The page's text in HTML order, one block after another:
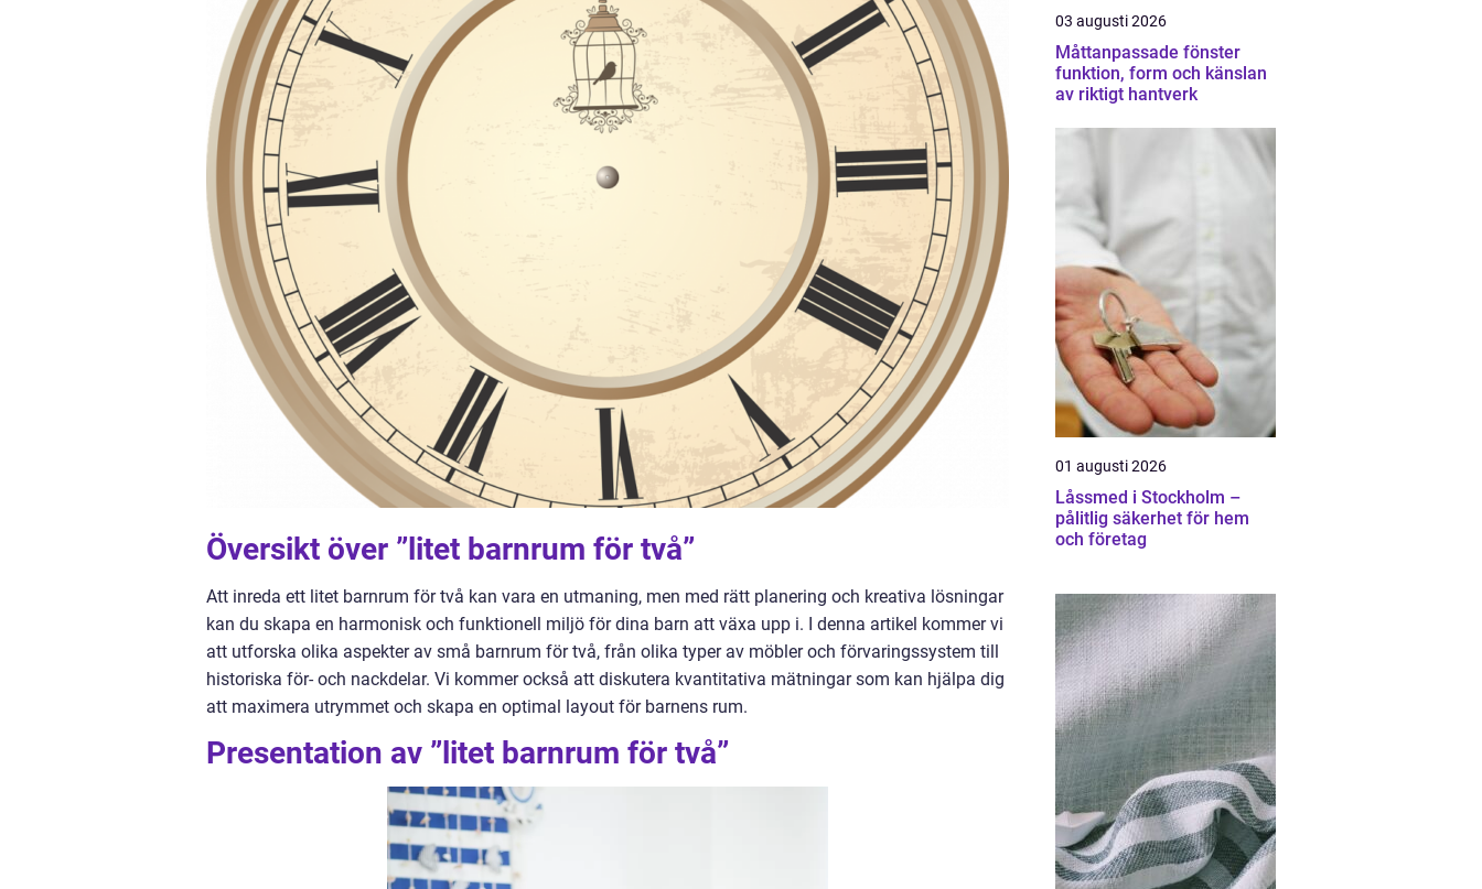
Översikt över ”litet barnrum för två”
Att inreda ett litet barnrum för två kan vara en utmaning, men med rätt planering och kreativa lösningar
kan du skapa en harmonisk och funktionell miljö för dina barn att växa upp i. I denna artikel kommer vi
att utforska olika aspekter av små barnrum för två, från olika typer av möbler och förvaringssystem till
historiska för- och nackdelar. Vi kommer också att diskutera kvantitativa mätningar som kan hjälpa dig
att maximera utrymmet och skapa en optimal layout för barnens rum.
Presentation av ”litet barnrum för två”
03 augusti 2026
Måttanpassade fönster
funktion, form och känslan
av riktigt hantverk
01 augusti 2026
Låssmed i Stockholm –
pålitlig säkerhet för hem
och företag